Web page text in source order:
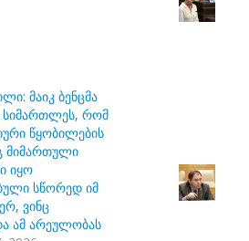
მაიკ ბენცმა
სიმართლეს, რომ
წყობილების
მიმართული
იყო
სწორედ იმ
ვინც
ამ არეულობას